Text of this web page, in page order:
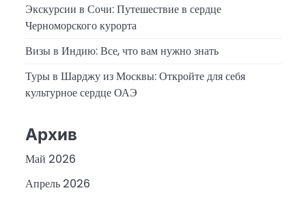
Экскурсии в Сочи: Путешествие в сердце
Черноморского курорта
Визы в Индию: Все, что вам нужно знать
Туры в Шарджу из Москвы: Откройте для себя
культурное сердце ОАЭ
Архив
Май 2026
Апрель 2026